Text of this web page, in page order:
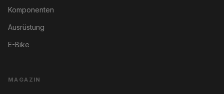
Komponenten
Ausrüstung
E-Bike
MAGAZIN